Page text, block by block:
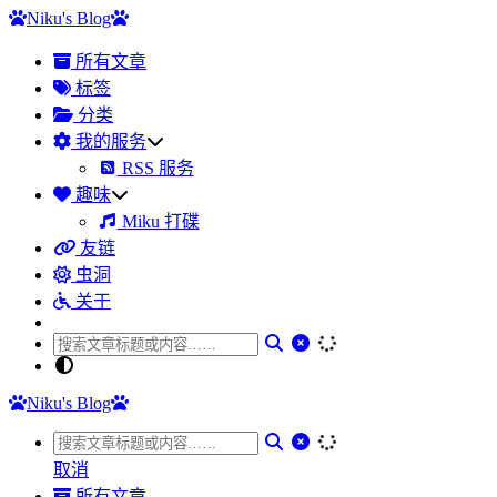
Niku's Blog
所有文章
标签
分类
我的服务
RSS 服务
趣味
Miku 打碟
友链
虫洞
关于
Niku's Blog
取消